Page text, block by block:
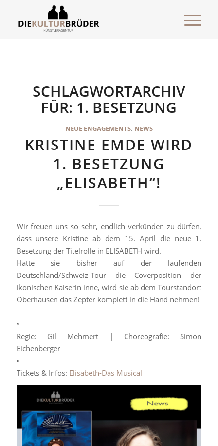
SCHLAGWORTARCHIV
FÜR: 1. BESETZUNG
NEUE ENGAGEMENTS, NEWS
KRISTINE EMDE WIRD
1. BESETZUNG
„ELISABETH“!
Wir freuen uns so sehr, endlich verkünden zu dürfen,
dass unsere Kristine ab dem 15. April die neue 1.
Besetzung der Titelrolle in ELISABETH wird.
Hatte sie bisher auf der laufenden
Deutschland/Schweiz-Tour die Coverposition der
ikonischen Kaiserin inne, wird sie ab dem Tourstandort
Oberhausen das Zepter komplett in die Hand nehmen!
▫️
Regie: Gil Mehmert | Choreografie: Simon
Eichenberger
▫️
Tickets & Infos: Elisabeth-Das Musical